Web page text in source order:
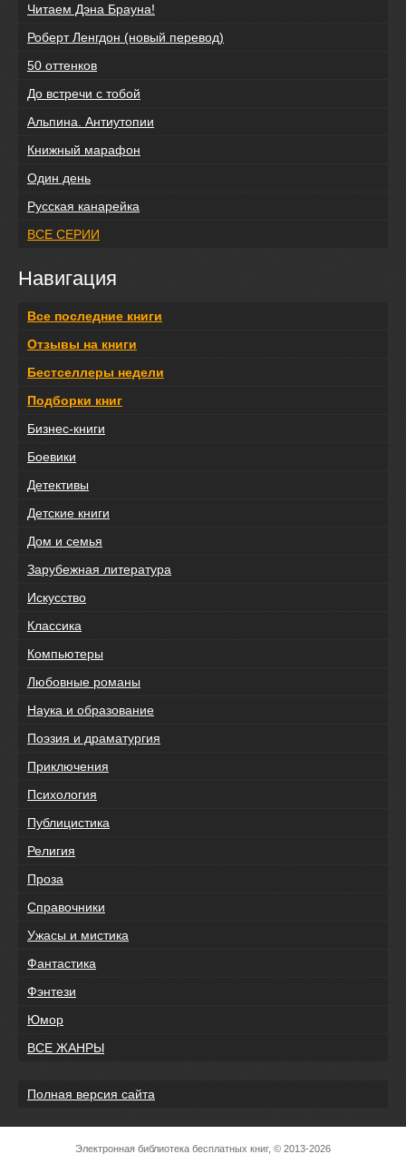
Читаем Дэна Брауна!
Роберт Ленгдон (новый перевод)
50 оттенков
До встречи с тобой
Альпина. Антиутопии
Книжный марафон
Один день
Русская канарейка
ВСЕ СЕРИИ
Навигация
Все последние книги
Отзывы на книги
Бестселлеры недели
Подборки книг
Бизнес-книги
Боевики
Детективы
Детские книги
Дом и семья
Зарубежная литература
Искусство
Классика
Компьютеры
Любовные романы
Наука и образование
Поэзия и драматургия
Приключения
Психология
Публицистика
Религия
Проза
Справочники
Ужасы и мистика
Фантастика
Фэнтези
Юмор
ВСЕ ЖАНРЫ
Полная версия сайта
Электронная библиотека бесплатных книг, © 2013-2026